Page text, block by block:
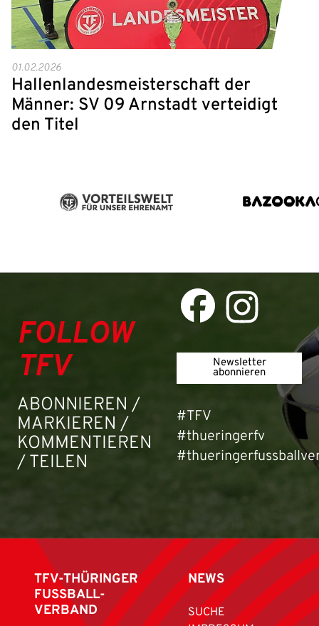
01.02.2026
Hallenlandesmeisterschaft der
Männer: SV 09 Arnstadt verteidigt
den Titel
FOLLOW
TFV
ABONNIEREN /
MARKIEREN /
KOMMENTIEREN
/ TEILEN
Newsletter
abonnieren
#TFV
#thueringerfv
TFV-THÜRINGER
FUSSBALL-
VERBAND
NEWS
SUCHE